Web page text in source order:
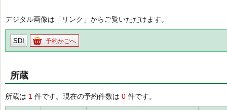
デジタル画像は「リンク」からご覧いただけます。
SDI 予約かごへ
所蔵
所蔵は 1 件です。現在の予約件数は 0 件です。